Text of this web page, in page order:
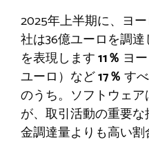
2025年上半期に、ヨ
社は36億ユーロを調
を表現します11％ ヨ
ユーロ）など17％ す
のうち。ソフトウェ
が、取引活動の重要
金調達量よりも高い割